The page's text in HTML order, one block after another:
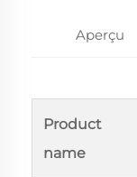
Aperçu
Product
name